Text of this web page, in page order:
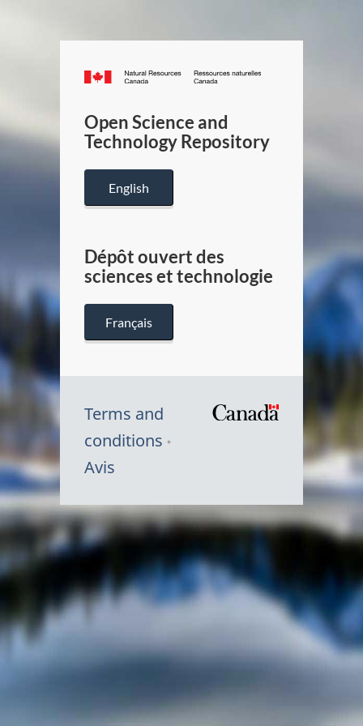
Canada.ca
/
Canada
Open Science and
Technology Repository
English
Dépôt ouvert des
sciences et technologie
Français
Terms and
conditions
Avis
Symbole
du
Canada